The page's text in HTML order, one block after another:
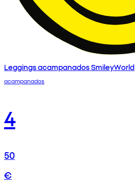
Leggings acampanados SmileyWorld
acampanados
4
50
€